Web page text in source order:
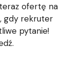
ofertę na
gdy rekruter
pytanie!